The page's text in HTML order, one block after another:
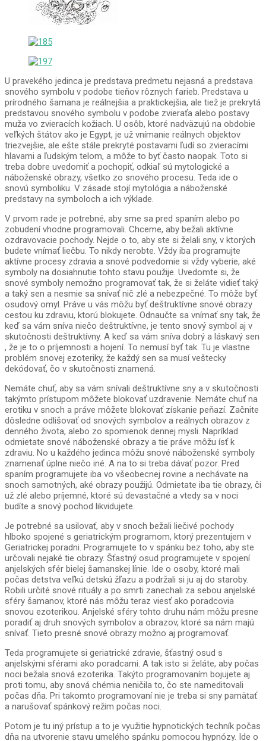
U pravekého jedinca je predstava predmetu nejasná a predstava
snového symbolu v podobe tieňov rôznych farieb. Predstava u
prírodného šamana je reálnejšia a praktickejšia, ale tiež je prekrytá
predstavou snového symbolu v podobe zvieraťa alebo postavy
muža vo zvieracích kožiach. U osôb, ktoré nadväzujú na obdobie
veľkých štátov ako je Egypt, je už vnímanie reálnych objektov
triezvejšie, ale ešte stále prekryté postavami ľudí so zvieracími
hlavami a ľudským telom, a môže to byť často naopak. Toto si
treba dobre uvedomiť a pochopiť, odkiaľ sú mytologické a
náboženské obrazy, všetko zo snového procesu. Teda ide o
snovú symboliku. V zásade stojí mytológia a náboženské
predstavy na symboloch a ich výklade.
V prvom rade je potrebné, aby sme sa pred spaním alebo po
zobudení vhodne programovali. Chceme, aby bežali aktívne
ozdravovacie pochody. Nejde o to, aby ste si želali sny, v ktorých
budete vnímať liečbu. To nikdy nerobte. Vždy iba programujte
aktívne procesy zdravia a snové podvedomie si vždy vyberie, aké
symboly na dosiahnutie tohto stavu použije. Uvedomte si, že
snové symboly nemožno programovať tak, že si želáte vidieť taký
a taký sen a nesmie sa snívať nič zlé a nebezpečné. To môže byť
osudový omyl. Práve u vás môžu byť deštruktívne snové obrazy
cestou ku zdraviu, ktorú blokujete. Odnaučte sa vnímať sny tak, že
keď sa vám sníva niečo deštruktívne, je tento snový symbol aj v
skutočnosti deštruktívny. A keď sa vám sníva dobrý a láskavý sen
, že je to o príjemnosti a hojení. To nemusí byť tak. Tu je vlastne
problém snovej ezoteriky, že každý sen sa musí veštecky
dekódovať, čo v skutočnosti znamená.
Nemáte chuť, aby sa vám snívali deštruktívne sny a v skutočnosti
takýmto prístupom môžete blokovať uzdravenie. Nemáte chuť na
erotiku v snoch a práve môžete blokovať získanie peňazí. Začnite
dôsledne odlišovať od snových symbolov a reálnych obrazov z
denného života, alebo zo spomienok dennej mysli. Napríklad
odmietate snové náboženské obrazy a tie práve môžu ísť k
zdraviu. No u každého jedinca môžu snové náboženské symboly
znamenať úplne niečo iné. A na to si treba dávať pozor. Pred
spaním programujete iba vo všeobecnej rovine a nechávate na
snoch samotných, aké obrazy použijú. Odmietate iba tie obrazy, či
už zlé alebo príjemné, ktoré sú devastačné a vtedy sa v noci
budíte a snový pochod likvidujete.
Je potrebné sa usilovať, aby v snoch bežali liečivé pochody
hlboko spojené s geriatrickým programom, ktorý prezentujem v
Geriatrickej poradni. Programujete to v spánku bez toho, aby ste
určovali nejaké tie obrazy. Šťastný osud programujete v spojení
anjelských sfér bielej šamanskej línie. Ide o osoby, ktoré mali
počas detstva veľkú detskú žľazu a podržali si ju aj do staroby.
Robili určité snové rituály a po smrti zanechali za sebou anjelské
sféry šamanov, ktoré nás môžu teraz viesť ako poradcovia
snovou ezoterikou. Anjelské sféry tohto druhu nám môžu presne
poradiť aj druh snových symbolov a obrazov, ktoré sa nám majú
snívať. Tieto presné snové obrazy možno aj programovať.
Teda programujete si geriatrické zdravie, šťastný osud s
anjelskými sférami ako poradcami. A tak isto si želáte, aby počas
noci bežala snová ezoterika. Takýto programovaním bojujete aj
proti tomu, aby snová chémia neničila to, čo ste nameditovali
počas dňa. Pri takomto programovaní nie je treba si sny pamätať
a narušovať spánkový režim počas noci.
Potom je tu iný prístup a to je využitie hypnotických techník počas
dňa na utvorenie stavu umelého spánku pomocou hypnózy. Ide o